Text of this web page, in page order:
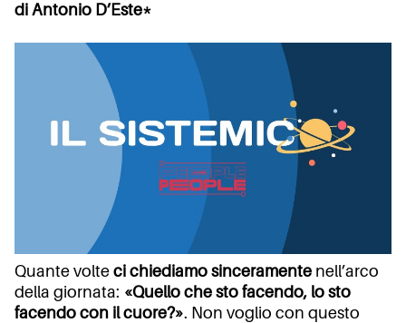
di Antonio D’Este*
Quante volte ci chiediamo sinceramente nell’arco
della giornata: «Quello che sto facendo, lo sto
facendo con il cuore?». Non voglio con questo